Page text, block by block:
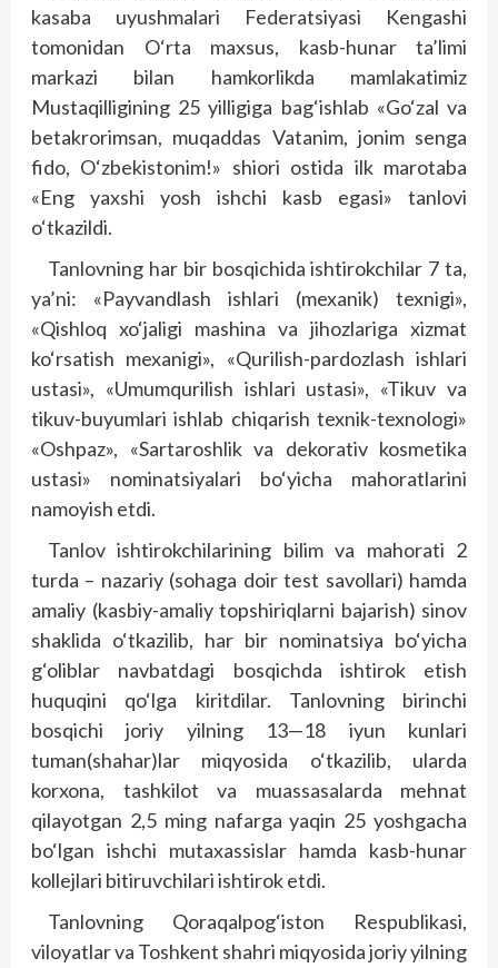
kasaba uyushmalari Federatsiyasi Kengashi
tomonidan O‘rta maxsus, kasb-hunar ta’limi
markazi bilan hamkorlikda mamlakatimiz
Mustaqilligining 25 yilligiga bag‘ishlab «Go‘zal va
betakrorimsan, muqaddas Vatanim, jonim senga
fido, O‘zbekistonim!» shiori ostida ilk marotaba
«Eng yaxshi yosh ishchi kasb egasi» tanlovi
o‘tkazildi.
Tanlovning har bir bosqichida ishtirokchilar 7 ta,
ya’ni: «Payvandlash ishlari (mexanik) texnigi»,
«Qishloq xo‘jaligi mashina va jihozlariga xizmat
ko‘rsatish mexanigi», «Qurilish-pardozlash ishlari
ustasi», «Umumqurilish ishlari ustasi», «Tikuv va
tikuv-buyumlari ishlab chiqarish texnik-texnologi»
«Oshpaz», «Sartaroshlik va dekorativ kosmetika
ustasi» nominatsiyalari bo‘yicha mahoratlarini
namoyish etdi.
Tanlov ishtirokchilarining bilim va mahorati 2
turda – nazariy (sohaga doir test savollari) hamda
amaliy (kasbiy-amaliy topshiriqlarni bajarish) sinov
shaklida o‘tkazilib, har bir nominatsiya bo‘yicha
g‘oliblar navbatdagi bosqichda ishtirok etish
huquqini qo‘lga kiritdilar. Tanlovning birinchi
bosqichi joriy yilning 13—18 iyun kunlari
tuman(shahar)lar miqyosida o‘tkazilib, ularda
korxona, tashkilot va muassasalarda mehnat
qilayotgan 2,5 ming nafarga yaqin 25 yoshgacha
bo‘lgan ishchi mutaxassislar hamda kasb-hunar
kollejlari bitiruvchilari ishtirok etdi.
Tanlovning Qoraqalpog‘iston Respublikasi,
viloyatlar va Toshkent shahri miqyosida joriy yilning